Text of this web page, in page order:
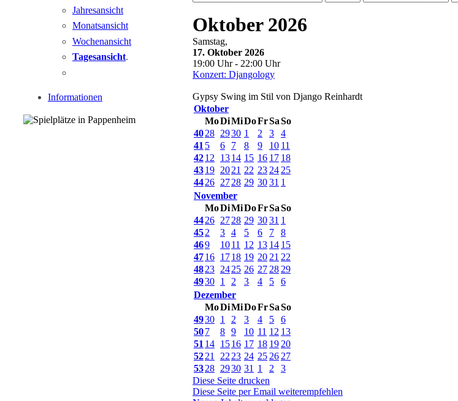
Jahresansicht
Monatsansicht
Wochenansicht
Tagesansicht.
Informationen
Oktober 2026
Samstag,
17. Oktober 2026
19:00 Uhr - 22:00 Uhr
Konzert: Djangology
Gypsy Swing im Stil von Django Reinhardt
Oktober
MoDiMiDoFrSaSo
4028 2930 1 2 3
4
41 5 6 7 8 9 10 11
4212 1314 15 16 17 18
4319 2021 22 23 24 25
4426 2728 29 3031 1
November
MoDiMiDoFrSaSo
4426 2728 29 3031 1
452 3 4 5 6 7
8
469 1011 12 13 14 15
4716 1718 19 20 21 22
4823 2425 26 27 28 29
4930 1 2 3 4 5
6
Dezember
MoDiMiDoFrSaSo
4930 1 2 3 4 5
6
507 8 9 10 11 12 13
51 14 1516 17 18 19 20
5221 22 23 24 25 26 27
5328 2930 31 1 2
3
Diese Seite drucken
Diese Seite per Email weiterempfehlen